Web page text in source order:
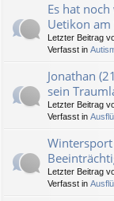
Es hat
Uetikon am
Letzter Beitrag
Verfasst in
Jonathan
sein
Letzter Beitrag
Verfasst in
Letzter Beitrag
Verfasst in